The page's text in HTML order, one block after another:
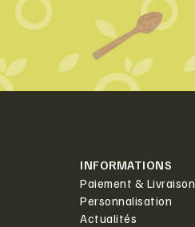
INFORMATIONS
Paiement & Livraison
Personnalisation
Actualités